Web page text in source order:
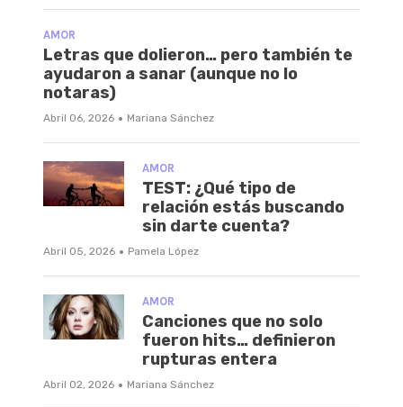
AMOR
Letras que dolieron… pero también te
ayudaron a sanar (aunque no lo
notaras)
Abril 06, 2026 · Mariana Sánchez
AMOR
TEST: ¿Qué tipo de
relación estás buscando
sin darte cuenta?
Abril 05, 2026 · Pamela López
AMOR
Canciones que no solo
fueron hits… definieron
rupturas entera
Abril 02, 2026 · Mariana Sánchez